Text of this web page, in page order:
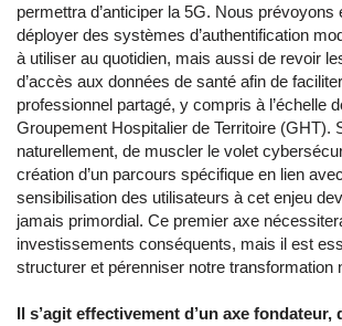
permettra d’anticiper la 5G. Nous prévoyons
déployer des systèmes d’authentification
à utiliser au quotidien, mais aussi de revoir
d’accès aux données de santé afin de
professionnel partagé, y compris à l’échelle
Groupement Hospitalier de Territoire (GHT).
naturellement, de muscler le volet
création d’un parcours spécifique en lien
sensibilisation des utilisateurs à cet enjeu
jamais primordial. Ce premier axe
investissements conséquents, mais il est
structurer et pérenniser notre transformation
Il s’agit effectivement d’un axe